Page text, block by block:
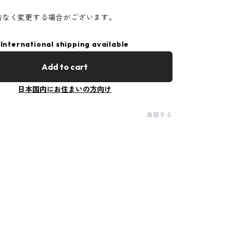
く変更する場合がございます。
International shipping available
Add to cart
日本国内にお住まいの方向け
通報する